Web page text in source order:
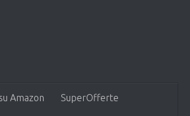
Amazon SuperOfferte